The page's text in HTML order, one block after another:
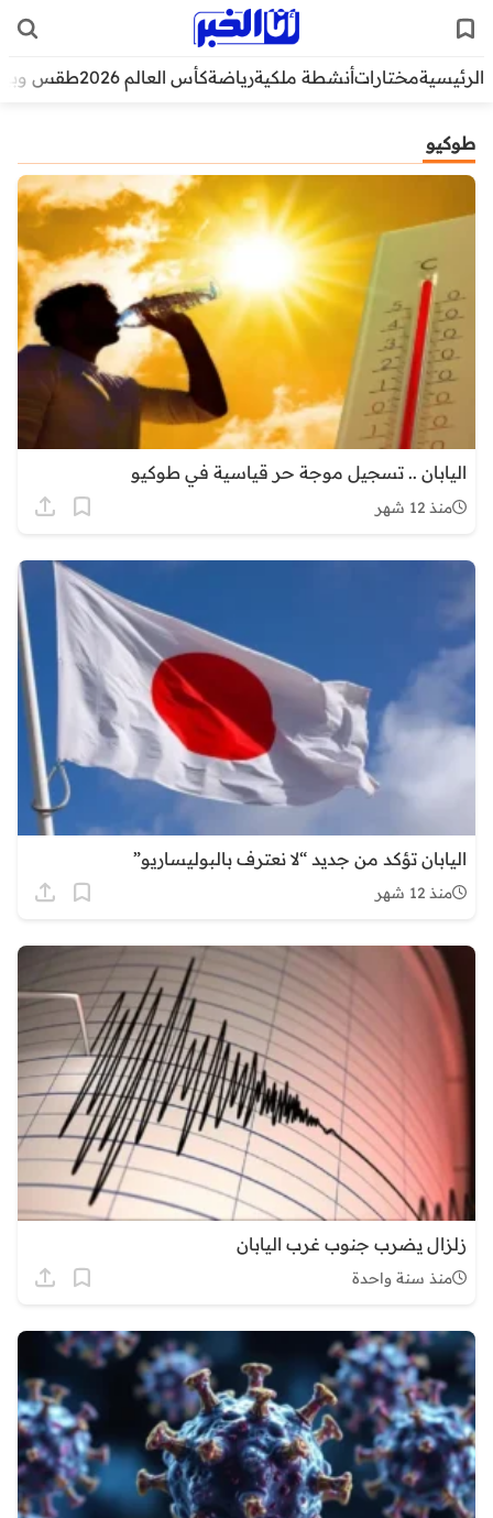
الرئيسيةمختاراتأنشطة ملكيةرياضةكأس العالم 2026 طقس
طوكيو
اليابان .. تسجيل موجة حر قياسية في طوكيو
منذ 12 شهر
اليابان تؤكد من جديد “لا نعترف بالبوليساريو”
منذ 12 شهر
زلزال يضرب جنوب غرب اليابان
منذ سنة واحدة